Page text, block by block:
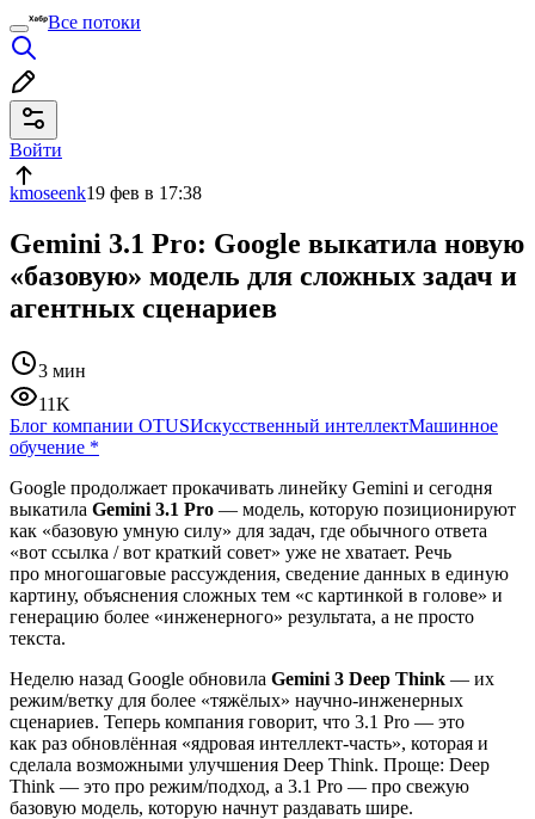
Все потоки
Войти
kmoseenk19 фев в 17:38
Gemini 3.1 Pro: Google выкатила новую
«базовую» модель для сложных задач и
агентных сценариев
3 мин
11K
Блог компании OTUSИскусственный интеллектМашинное
обучение *
Google продолжает прокачивать линейку Gemini и сегодня
выкатила Gemini 3.1 Pro — модель, которую позиционируют
как «базовую умную силу» для задач, где обычного ответа
«вот ссылка / вот краткий совет» уже не хватает. Речь
про многошаговые рассуждения, сведение данных в единую
картину, объяснения сложных тем «с картинкой в голове» и
генерацию более «инженерного» результата, а не просто
текста.
Неделю назад Google обновила Gemini 3 Deep Think — их
режим/ветку для более «тяжёлых» научно‑инженерных
сценариев. Теперь компания говорит, что 3.1 Pro — это
как раз обновлённая «ядровая интеллект‑часть», которая и
сделала возможными улучшения Deep Think. Проще: Deep
Think — это про режим/подход, а 3.1 Pro — про свежую
базовую модель, которую начнут раздавать шире.